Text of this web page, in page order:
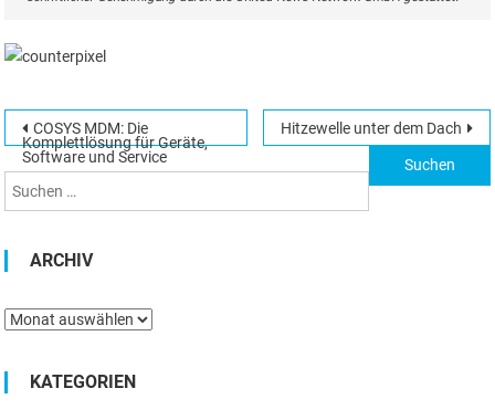
Beitragsnavigation
COSYS MDM: Die
Komplettlösung für Geräte,
Software und Service
Hitzewelle unter dem Dach
Suchen
ARCHIV
Archiv
KATEGORIEN